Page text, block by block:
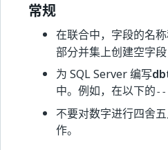
常规
在联合中，字段的名
部分并集上创建空字
为 SQL Server 编写
中。例如，在以下的
不要对数字进行四舍
作。